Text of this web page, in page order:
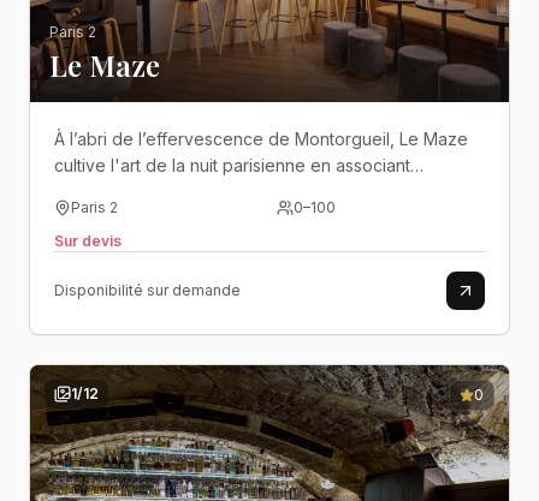
Paris 2
Le Maze
À l’abri de l’effervescence de Montorgueil, Le Maze
cultive l'art de la nuit parisienne en associant
club underground..
Paris 2 0–100
Sur devis
Disponibilité sur demande
1/12 0